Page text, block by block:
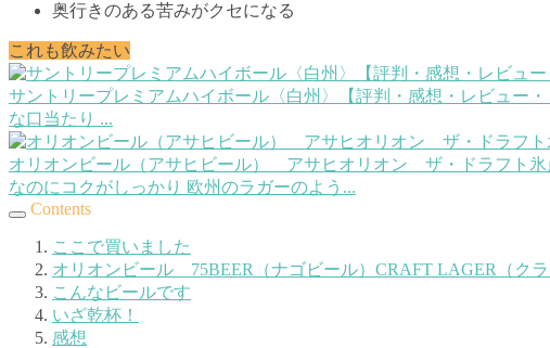
奥行きのある苦みがクセになる
これも飲みたい
サントリープレミアムハイボール〈白州〉【評判・感想・レビュー・
な口当たり ...
オリオンビール（アサヒビール） アサヒオリオン ザ・ドラフト氷
なのにコクがしっかり 欧州のラガーのよう...
Contents
ここで買いました
オリオンビール 75BEER（ナゴビール）CRAFT LAGER（クラ
こんなビールです
いざ乾杯！
感想